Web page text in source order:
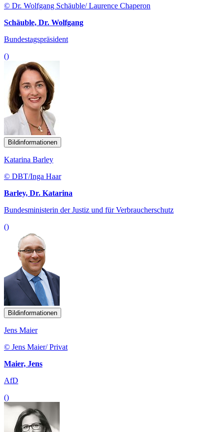
© Dr. Wolfgang Schäuble/ Laurence Chaperon
Schäuble, Dr. Wolfgang
Bundestagspräsident
()
Bildinformationen
Katarina Barley
© DBT/Inga Haar
Barley, Dr. Katarina
Bundesministerin der Justiz und für Verbraucherschutz
()
Bildinformationen
Jens Maier
© Jens Maier/ Privat
Maier, Jens
AfD
()